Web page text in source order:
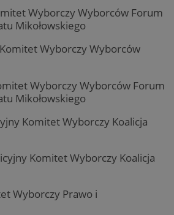
Wyborczy Wyborców Forum
Mikołowskiego
Wyborczy Wyborców
Wyborczy Wyborców Forum
Mikołowskiego
Komitet Wyborczy Koalicja
Komitet Wyborczy Koalicja
Wyborczy Prawo i